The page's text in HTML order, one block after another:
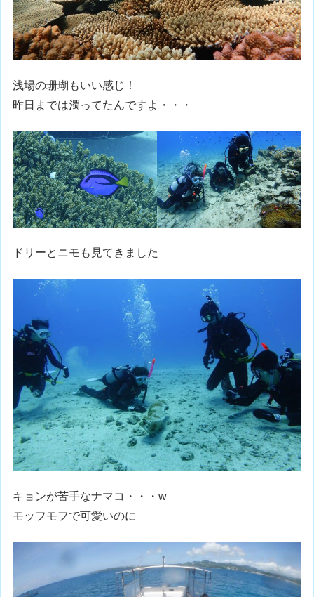
浅場の珊瑚もいい感じ！
昨日までは濁ってたんですよ・・・
ドリーとニモも見てきました
キョンが苦手なナマコ・・・w
モッフモフで可愛いのに